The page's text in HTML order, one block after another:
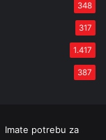
348
317
1.417
387
Imate potrebu za